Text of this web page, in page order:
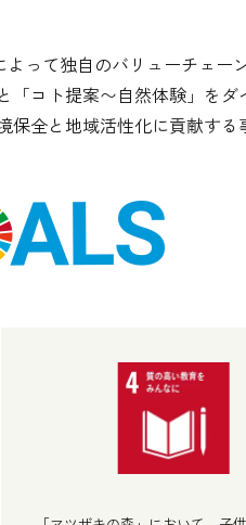
って独自のバリューチェ
「コト提案〜自然体験」を
全と地域活性化に貢献す